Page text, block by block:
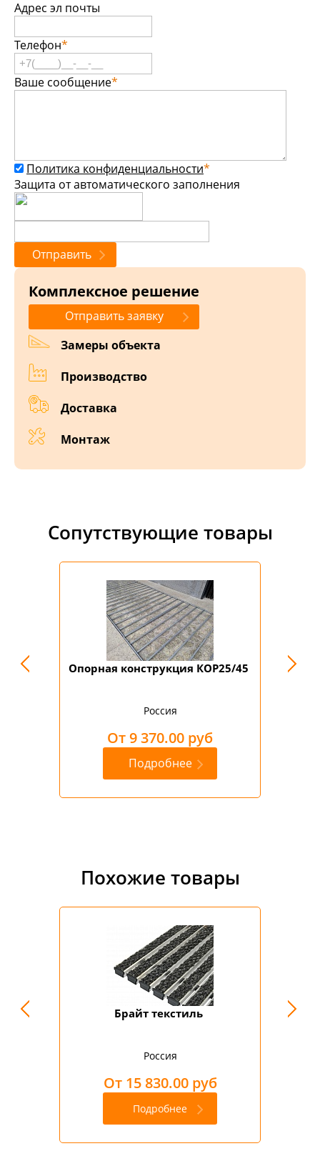
Адрес эл почты
Телефон*
Ваше сообщение*
Политика конфиденциальности*
Защита от автоматического заполнения
Комплексное решение
Отправить заявку
Замеры объекта
Производство
Доставка
Монтаж
Сопутствующие товары
Опорная конструкция КОР25/45
Россия
От 9 370.00 руб
Подробнее
Похожие товары
Брайт текстиль
Россия
От 15 830.00 руб
Подробнее